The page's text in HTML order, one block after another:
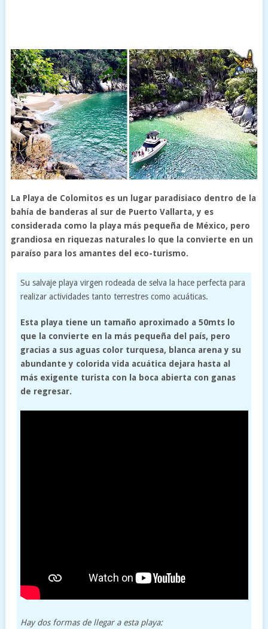
La Playa de Colomitos es un lugar paradisiaco dentro de la
bahía de banderas al sur de Puerto Vallarta, y es
considerada como la playa más pequeña de México, pero
grandiosa en riquezas naturales lo que la convierte en un
paraíso para los amantes del eco-turismo.
Su salvaje playa virgen rodeada de selva la hace perfecta para
realizar actividades tanto terrestres como acuáticas.
Esta playa tiene un tamaño aproximado a 50mts lo
que la convierte en la más pequeña del país, pero
gracias a sus aguas color turquesa, blanca arena y su
abundante y colorida vida acuática dejara hasta al
más exigente turista con la boca abierta con ganas
de regresar.
Hay dos formas de llegar a esta playa: